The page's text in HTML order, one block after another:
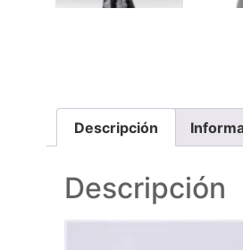
Descripción
Descripción